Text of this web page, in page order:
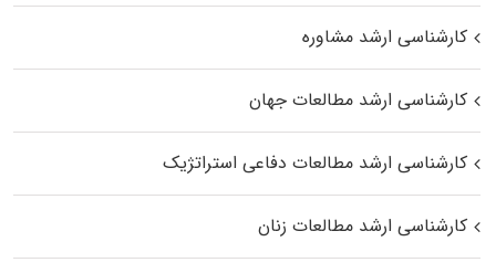
کارشناسی ارشد مشاوره
کارشناسی ارشد مطالعات جهان
کارشناسی ارشد مطالعات دفاعی استراتژیک
کارشناسی ارشد مطالعات زنان